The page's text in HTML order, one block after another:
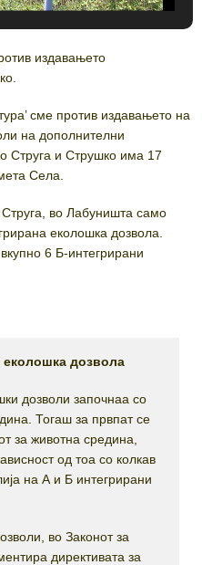
издавањето
сме против издавањето на
на дополнителни
Струга и Струшко има 17
Села.
во Лабуништа само
еколошка дозвола.
6 Б-интегрирани
еколошка дозвола
дозволи започнаа со
Тогаш за првпат се
за животна средина,
од тоа со колкав
на А и Б интегрирани
во Законот за
директивата за